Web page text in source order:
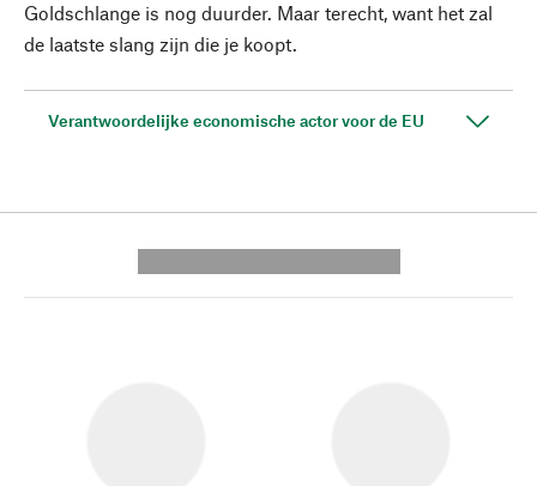
Goldschlange is nog duurder. Maar terecht, want het zal
de laatste slang zijn die je koopt.
Verantwoordelijke economische actor voor de EU